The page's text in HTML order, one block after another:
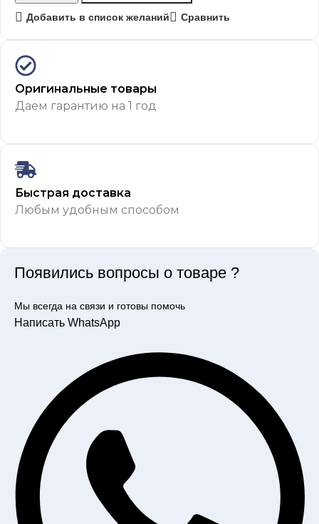
Добавить в список желаний Сравнить
Оригинальные товары
Даем гарантию на 1 год
Быстрая доставка
Любым удобным способом
Появились вопросы о товаре ?
Мы всегда на связи и готовы помочь
Написать WhatsApp